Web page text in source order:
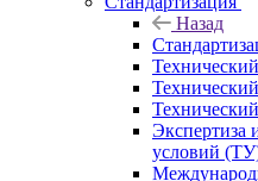
Назад
Экспертиза
условий